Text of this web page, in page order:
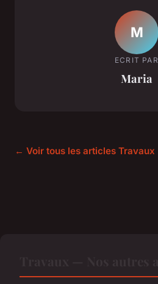
M
ECRIT PAR
Maria
← Voir tous les articles Travaux